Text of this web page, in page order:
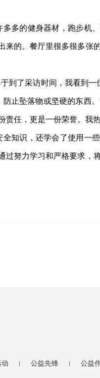
多的健身器材，跑步机
来的。餐厅里很多很多张
到了采访时间，我看到一
止坠落物或坚硬的东西
责任，更是一份荣誉。我
知识，还学会了使用一
过努力学习和严格要求，
公益先锋 公益